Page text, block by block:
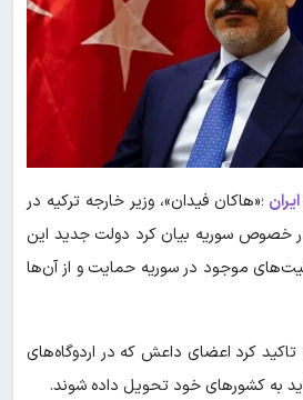
؛«هاکان فیدان»، وزیر خارجه ترکیه در
خصوص سوریه بیان کرد دولت جدید این
موجود در سوریه حمایت و از آن‌ها
تاکید کرد اعضای داعش که در اردوگاه‌های
به کشورهای خود تحویل داده شوند.